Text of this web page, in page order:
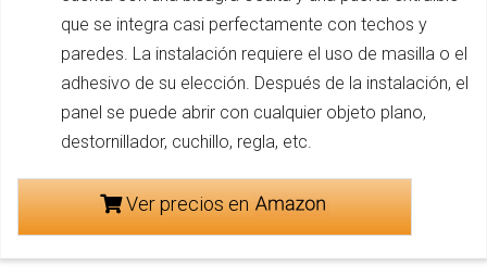
que se integra casi perfectamente con techos y
paredes. La instalación requiere el uso de masilla o el
adhesivo de su elección. Después de la instalación, el
panel se puede abrir con cualquier objeto plano,
destornillador, cuchillo, regla, etc.
Ver precios en